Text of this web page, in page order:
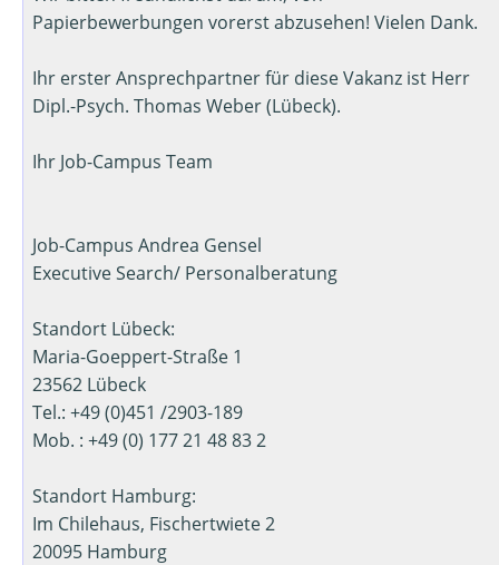
Papierbewerbungen vorerst abzusehen! Vielen Dank.
Ihr erster Ansprechpartner für diese Vakanz ist Herr
Dipl.-Psych. Thomas Weber (Lübeck).
Ihr Job-Campus Team
Job-Campus Andrea Gensel
Executive Search/ Personalberatung
Standort Lübeck:
Maria-Goeppert-Straße 1
23562 Lübeck
Tel.: +49 (0)451 /2903-189
Mob. : +49 (0) 177 21 48 83 2
Standort Hamburg:
Im Chilehaus, Fischertwiete 2
20095 Hamburg